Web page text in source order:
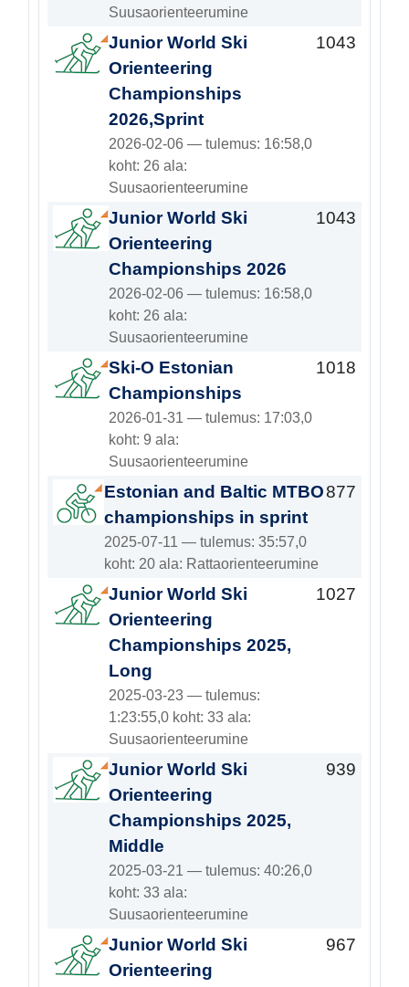
Suusaorienteerumine
Junior World Ski
Orienteering
Championships
2026,Sprint
2026-02-06 — tulemus: 16:58,0
koht: 26 ala:
Suusaorienteerumine
1043
Junior World Ski
Orienteering
Championships 2026
2026-02-06 — tulemus: 16:58,0
koht: 26 ala:
Suusaorienteerumine
1043
Ski-O Estonian
Championships
2026-01-31 — tulemus: 17:03,0
koht: 9 ala:
Suusaorienteerumine
1018
Estonian and Baltic MTBO
championships in sprint
2025-07-11 — tulemus: 35:57,0
koht: 20 ala: Rattaorienteerumine
877
Junior World Ski
Orienteering
Championships 2025,
Long
2025-03-23 — tulemus:
1:23:55,0 koht: 33 ala:
Suusaorienteerumine
1027
Junior World Ski
Orienteering
Championships 2025,
Middle
2025-03-21 — tulemus: 40:26,0
koht: 33 ala:
Suusaorienteerumine
939
Junior World Ski
Orienteering
967